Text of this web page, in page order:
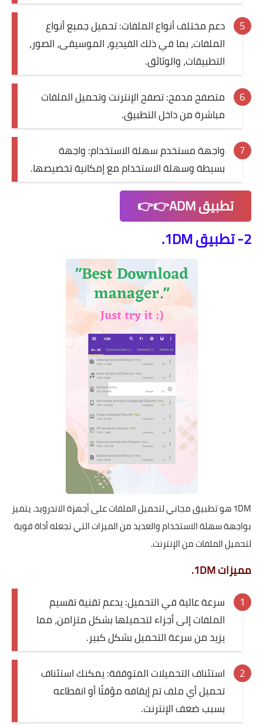
دعم مختلف أنواع الملفات: تحميل جميع أنواع
الملفات، بما في ذلك الفيديو، الموسيقى، الصور،
التطبيقات، والوثائق.
متصفح مدمج: تصفح الإنترنت وتحميل الملفات
مباشرة من داخل التطبيق.
واجهة مستخدم سهلة الاستخدام: واجهة
بسيطة وسهلة الاستخدام مع إمكانية تخصيصها.
تطبيق ADM👉👉
2- تطبيق 1DM.
1DM هو تطبيق مجاني لتحميل الملفات على أجهزة الاندرويد. يتميز
بواجهة سهلة الاستخدام والعديد من الميزات التي تجعله أداة قوية
لتحميل الملفات من الإنترنت.
مميزات 1DM.
سرعة عالية في التحميل: يدعم تقنية تقسيم
الملفات إلى أجزاء لتحميلها بشكل متزامن، مما
يزيد من سرعة التحميل بشكل كبير.
استئناف التحميلات المتوقفة: يمكنك استئناف
تحميل أي ملف تم إيقافه مؤقتًا أو انقطاعه
بسبب ضعف الإنترنت.